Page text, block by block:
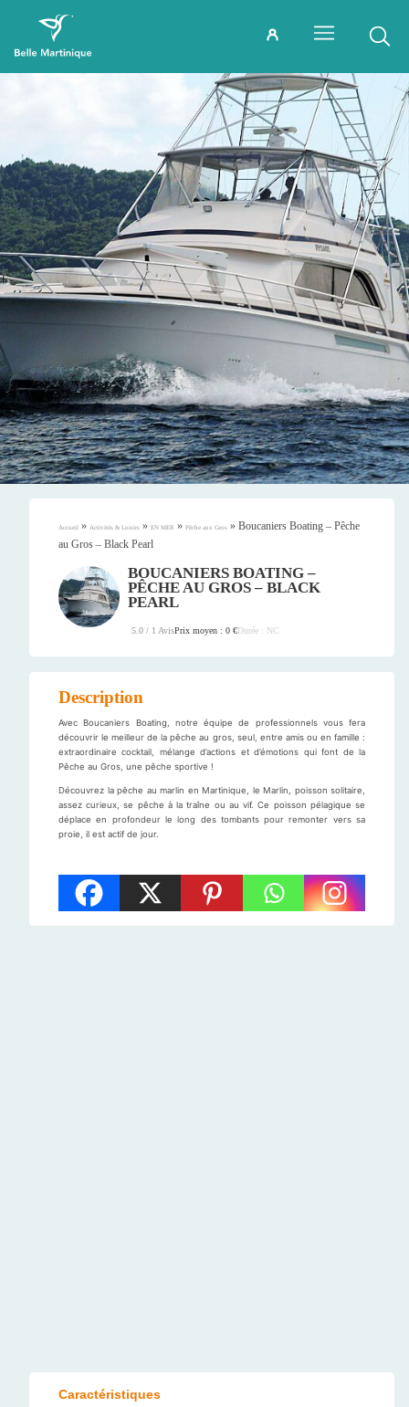
Accueil » Activités & Loisirs » EN MER » Pêche aux Gros » Boucaniers Boating – Pêche
au Gros – Black Pearl
BOUCANIERS BOATING –
PÊCHE AU GROS – BLACK
PEARL
5.0 / 1 AvisPrix moyen : 0 €Durée : NC
Description
Avec Boucaniers Boating, notre équipe de professionnels vous fera
découvrir le meilleur de la pêche au gros, seul, entre amis ou en famille :
extraordinaire cocktail, mélange d’actions et d’émotions qui font de la
Pêche au Gros, une pêche sportive !
Découvrez la pêche au marlin en Martinique, le Marlin, poisson solitaire,
assez curieux, se pêche à la traîne ou au vif. Ce poisson pélagique se
déplace en profondeur le long des tombants pour remonter vers sa
proie, il est actif de jour.
Caractéristiques